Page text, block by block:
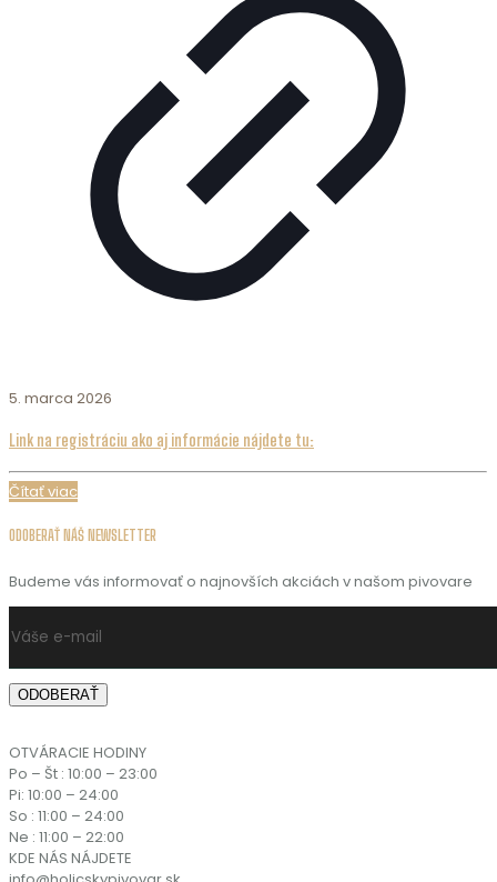
5. marca 2026
Link na registráciu ako aj informácie nájdete tu:
Čítať viac
ODOBERAŤ NÁŠ NEWSLETTER
Budeme vás informovať o najnovších akciách v našom pivovare
OTVÁRACIE HODINY
Po – Št : 10:00 – 23:00
Pi: 10:00 – 24:00
So : 11:00 – 24:00
Ne : 11:00 – 22:00
KDE NÁS NÁJDETE